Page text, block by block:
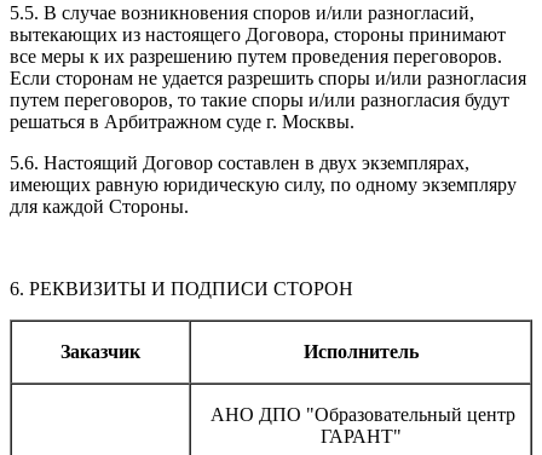
5.5. В случае возникновения споров и/или разногласий,
вытекающих из настоящего Договора, стороны принимают
все меры к их разрешению путем проведения переговоров.
Если сторонам не удается разрешить споры и/или разногласия
путем переговоров, то такие споры и/или разногласия будут
решаться в Арбитражном суде г. Москвы.
5.6. Настоящий Договор составлен в двух экземплярах,
имеющих равную юридическую силу, по одному экземпляру
для каждой Стороны.
6. РЕКВИЗИТЫ И ПОДПИСИ СТОРОН
Заказчик Исполнитель
АНО ДПО "Образовательный центр
ГАРАНТ"